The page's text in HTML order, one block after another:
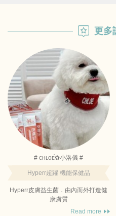
更多
# ᴄʜʟᴏᴇ́✿小洛儀 #
Hyperr超躍 機能保健品
Hyperr皮膚益生菌．由內而外打造健
康膚質
Read more